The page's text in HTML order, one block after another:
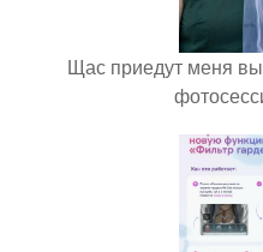
Щас приедут меня